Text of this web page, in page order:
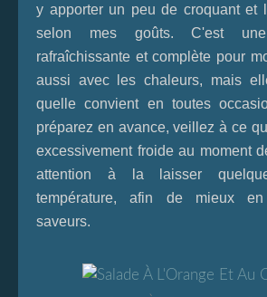
y apporter un peu de croquant et
selon mes goûts. C'est
rafraîchissante et complète pour
aussi avec les chaleurs, mais
quelle convient en toutes
préparez en avance, veillez à ce
excessivement froide au moment
attention à la laisser
température, afin de mieux
saveurs.